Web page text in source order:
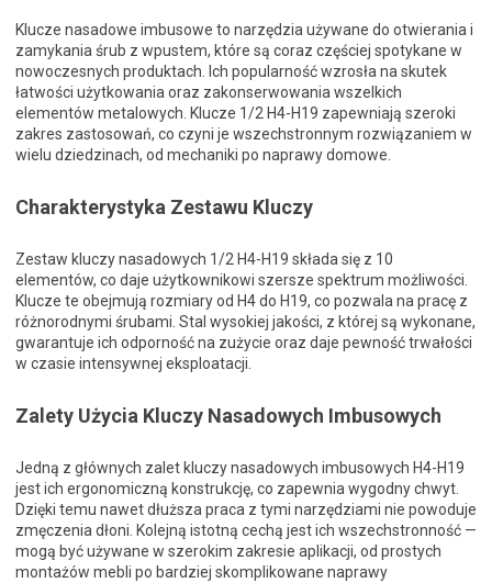
Klucze nasadowe imbusowe to narzędzia używane do otwierania i
zamykania śrub z wpustem, które są coraz częściej spotykane w
nowoczesnych produktach. Ich popularność wzrosła na skutek
łatwości użytkowania oraz zakonserwowania wszelkich
elementów metalowych. Klucze 1/2 H4-H19 zapewniają szeroki
zakres zastosowań, co czyni je wszechstronnym rozwiązaniem w
wielu dziedzinach, od mechaniki po naprawy domowe.
Charakterystyka Zestawu Kluczy
Zestaw kluczy nasadowych 1/2 H4-H19 składa się z 10
elementów, co daje użytkownikowi szersze spektrum możliwości.
Klucze te obejmują rozmiary od H4 do H19, co pozwala na pracę z
różnorodnymi śrubami. Stal wysokiej jakości, z której są wykonane,
gwarantuje ich odporność na zużycie oraz daje pewność trwałości
w czasie intensywnej eksploatacji.
Zalety Użycia Kluczy Nasadowych Imbusowych
Jedną z głównych zalet kluczy nasadowych imbusowych H4-H19
jest ich ergonomiczną konstrukcję, co zapewnia wygodny chwyt.
Dzięki temu nawet dłuższa praca z tymi narzędziami nie powoduje
zmęczenia dłoni. Kolejną istotną cechą jest ich wszechstronność —
mogą być używane w szerokim zakresie aplikacji, od prostych
montażów mebli po bardziej skomplikowane naprawy